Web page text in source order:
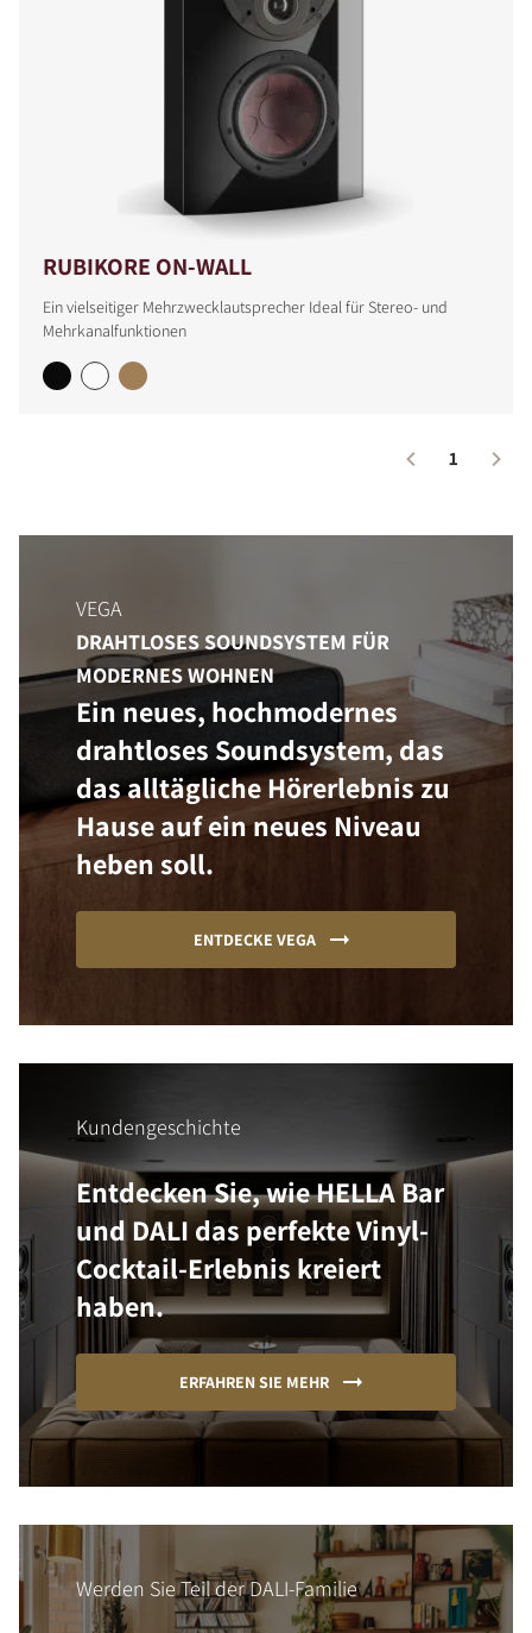
RUBIKORE ON-WALL
Ein vielseitiger Mehrzwecklautsprecher Ideal für Stereo- und
Mehrkanalfunktionen
1
VEGA
DRAHTLOSES SOUNDSYSTEM FÜR
MODERNES WOHNEN
Ein neues, hochmodernes
drahtloses Soundsystem, das
das alltägliche Hörerlebnis zu
Hause auf ein neues Niveau
heben soll.
ENTDECKE VEGA
Kundengeschichte
Entdecken Sie, wie HELLA Bar
und DALI das perfekte Vinyl-
Cocktail-Erlebnis kreiert
haben.
ERFAHREN SIE MEHR
Werden Sie Teil der DALI-Familie